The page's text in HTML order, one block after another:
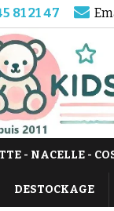
81 21 47
- NACELLE -
DESTOCKAGE